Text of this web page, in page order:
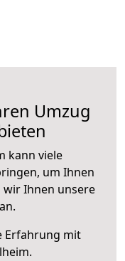
Umzug
kann viele
um Ihnen
wir Ihnen unsere
Erfahrung mit
.